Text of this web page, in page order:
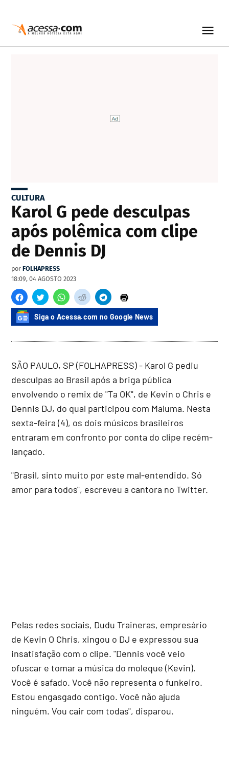
CULTURA
Karol G pede desculpas
após polêmica com clipe
de Dennis DJ
por FOLHAPRESS
18:09, 04 AGOSTO 2023
Siga o Acessa.com no Google News
SÃO PAULO, SP (FOLHAPRESS) - Karol G pediu
desculpas ao Brasil após a briga pública
envolvendo o remix de "Ta OK", de Kevin o Chris e
Dennis DJ, do qual participou com Maluma. Nesta
sexta-feira (4), os dois músicos brasileiros
entraram em confronto por conta do clipe recém-
lançado.
"Brasil, sinto muito por este mal-entendido. Só
amor para todos", escreveu a cantora no Twitter.
Pelas redes sociais, Dudu Traineras, empresário
de Kevin O Chris, xingou o DJ e expressou sua
insatisfação com o clipe. "Dennis você veio
ofuscar e tomar a música do moleque (Kevin).
Você é safado. Você não representa o funkeiro.
Estou engasgado contigo. Você não ajuda
ninguém. Vou cair com todas", disparou.